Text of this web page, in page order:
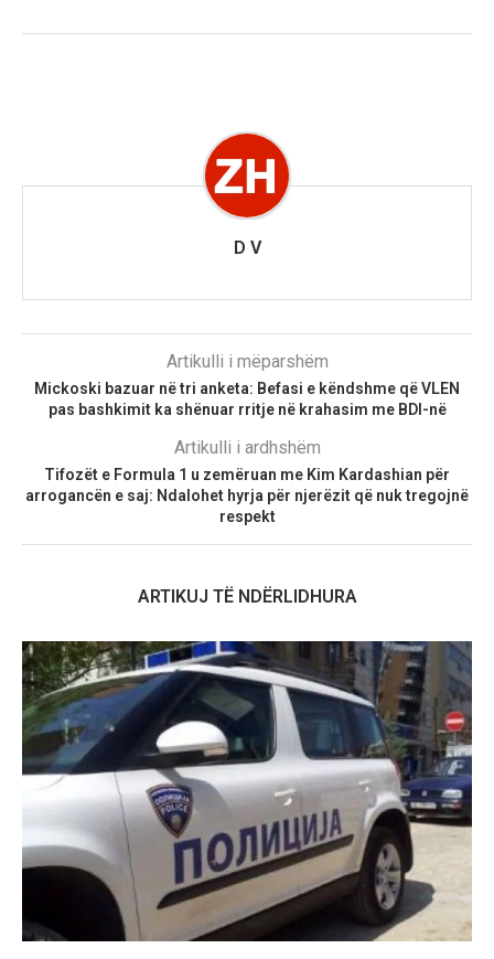
D V
Artikulli i mëparshëm
Mickoski bazuar në tri anketa: Befasi e këndshme që VLEN
pas bashkimit ka shënuar rritje në krahasim me BDI-në
Artikulli i ardhshëm
Tifozët e Formula 1 u zemëruan me Kim Kardashian për
arrogancën e saj: Ndalohet hyrja për njerëzit që nuk tregojnë
respekt
ARTIKUJ TË NDËRLIDHURA